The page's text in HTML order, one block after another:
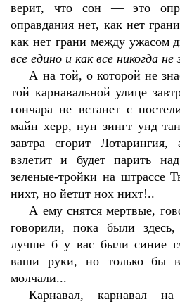
верит, что сон — это
оправдания нет, как нет
как нет грани между ужасом
все едино и как все никогда не
А на той, о которой не
той карнавальной улице
гончара не встанет с
майн херр, нун зингт унд
завтра сгорит Лотарингия,
взлетит и будет парить
зеленые-тройки на штрассе
нихт, но йетцт нох нихт!..
А ему снятся мертвые,
говорили, пока были
лучше б у вас были синие
ваши руки, но только бы
молчали...
Карнавал, карнавал